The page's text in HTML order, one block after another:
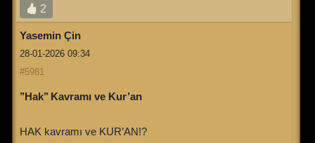
2
Yasemin Çin
28-01-2026 09:34
#5981
’’Hak’’ Kavramı ve Kur’an
HAK kavramı ve KUR’AN!?